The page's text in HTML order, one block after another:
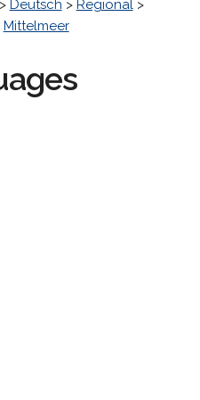
Deutsch > Regional>
Mittelmeer